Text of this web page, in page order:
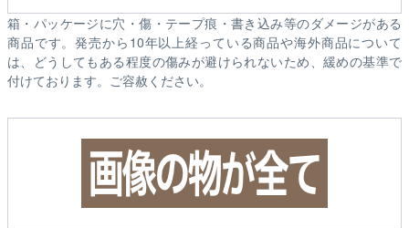
箱・パッケージに穴・傷・テープ痕・書き込み等のダメージがある
商品です。発売から10年以上経っている商品や海外商品について
は、どうしてもある程度の傷みが避けられないため、緩めの基準で
付けております。ご容赦ください。